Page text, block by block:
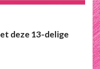
deze 13-delige